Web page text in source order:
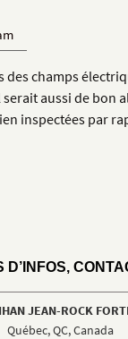
des champs
aussi de bon
inspectées par
D’INFOS,
JEAN-ROCK
Québec, QC, Canada